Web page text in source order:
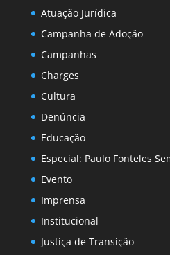
Atuação Jurídica
Campanha de Adoção
Campanhas
Charges
Cultura
Denúncia
Educação
Especial: Paulo Fonteles
Evento
Imprensa
Institucional
Justiça de Transição